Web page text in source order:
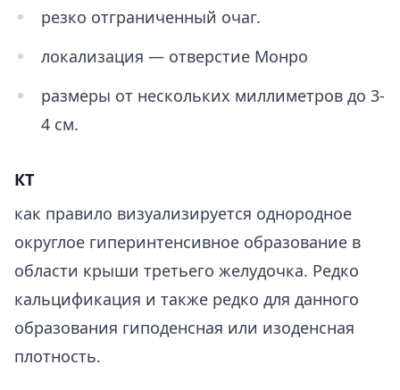
резко отграниченный очаг.
локализация — отверстие Монро
размеры от нескольких миллиметров до 3-
4 см.
КТ
как правило визуализируется однородное
округлое гиперинтенсивное образование в
области крыши третьего желудочка. Редко
кальцификация и также редко для данного
образования гиподенсная или изоденсная
плотность.